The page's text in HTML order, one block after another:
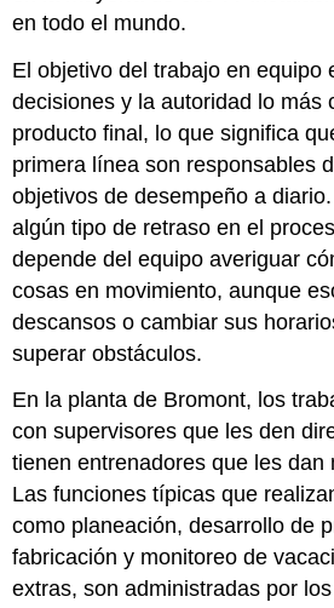
en todo el mundo.
El objetivo del trabajo en equipo
decisiones y la autoridad lo más
producto final, lo que significa
primera línea son responsables
objetivos de desempeño a
algún tipo de retraso en el
depende del equipo averiguar
cosas en movimiento, aunque
descansos o cambiar sus
superar obstáculos.
En la planta de Bromont, los
con supervisores que les den
tienen entrenadores que les dan
Las funciones típicas que
como planeación, desarrollo de
fabricación y monitoreo de
extras, son administradas por